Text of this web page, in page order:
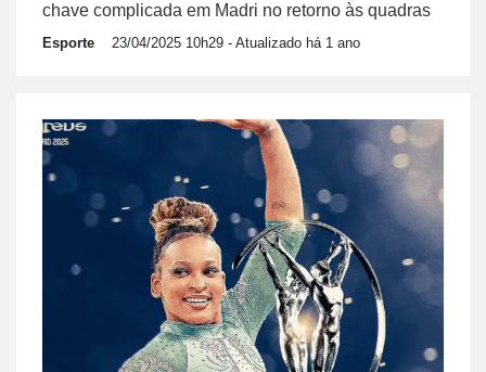
chave complicada em Madri no retorno às quadras
Esporte 23/04/2025 10h29 - Atualizado há 1 ano